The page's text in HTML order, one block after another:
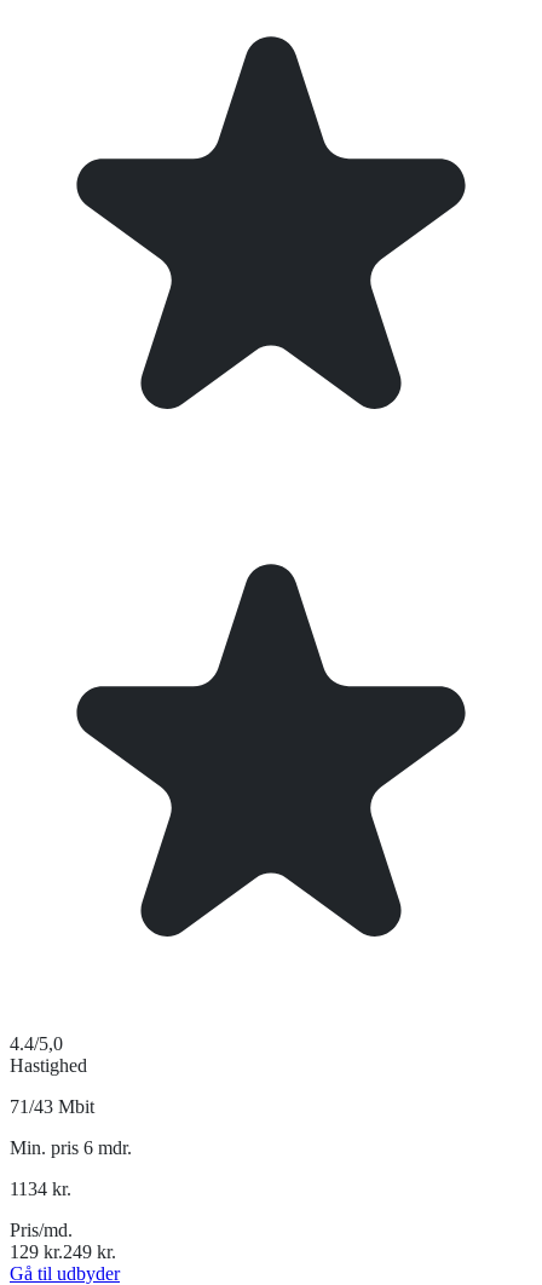
4.4/5,0
Hastighed
71/43 Mbit
Min. pris 6 mdr.
1134 kr.
Pris/md.
129 kr.249 kr.
Gå til udbyder